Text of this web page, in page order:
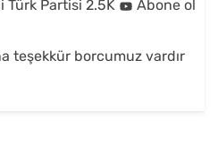
Türk Partisi 2.5K Abone ol
teşekkür borcumuz vardır